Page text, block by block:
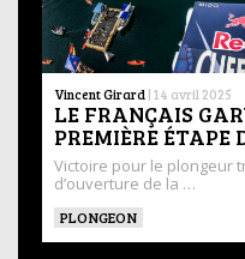
Vincent Girard | 14 avril 2025
LE FRANÇAIS
PREMIÈRE ÉTAPE
Victoire pour le plongeur
d’ouverture de la …
PLONGEON